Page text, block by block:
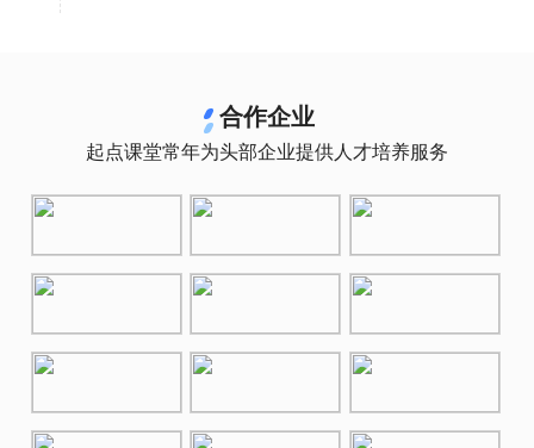
合作企业
起点课堂常年为头部企业提供人才培养服务